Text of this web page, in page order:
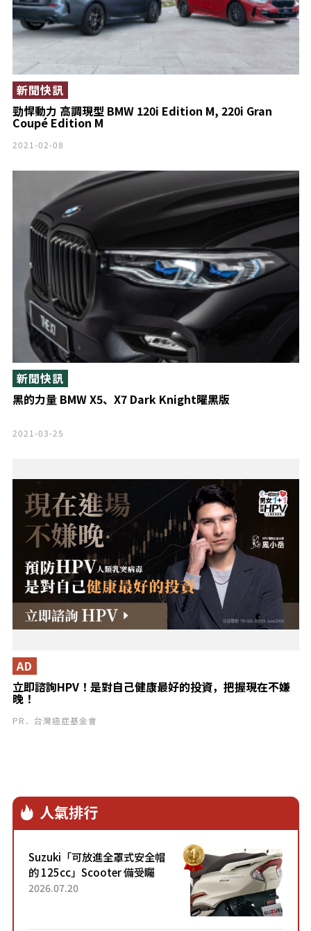
勁悍動力 高調現型 BMW 120i Edition M, 220i Gran
Coupé Edition M
新聞快訊
2021-02-08
黑的力量 BMW X5、X7 Dark Knight曜黑版
新聞快訊
2021-03-25
立即諮詢HPV！是對自己健康最好的投資，把握現在不嫌
晚！
AD
PR．台灣癌症基金會
人氣排行
Suzuki「可放進全罩式安全帽
的 125cc」Scooter 備受矚
目！採用全新流線設計與各項
2026.07.20